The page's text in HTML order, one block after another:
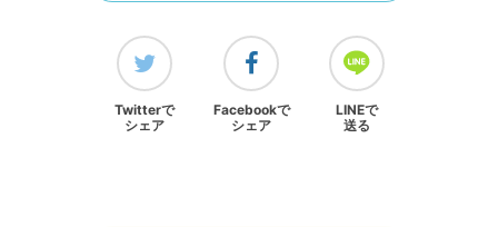
Twitterで
シェア
Facebookで
シェア
LINEで
送る